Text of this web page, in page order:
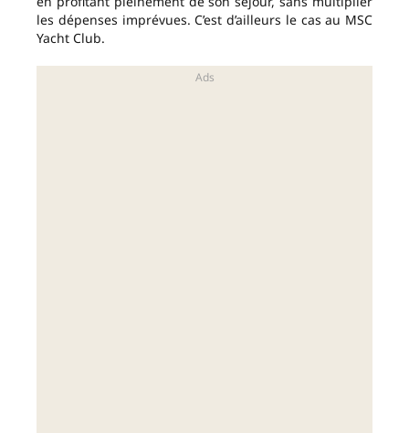
les dépenses imprévues. C’est d’ailleurs le cas au MSC
Yacht Club.